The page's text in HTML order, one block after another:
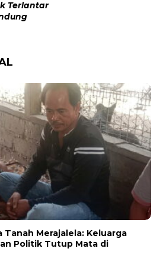
Terlantar
Tanah Merajalela: Keluarga
Politik Tutup Mata di